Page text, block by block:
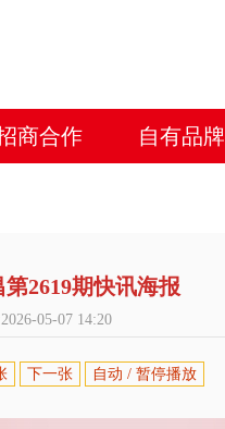
商合作 自有品牌
2619期快讯海报
05-07 14:20
下一张 自动 / 暂停播放